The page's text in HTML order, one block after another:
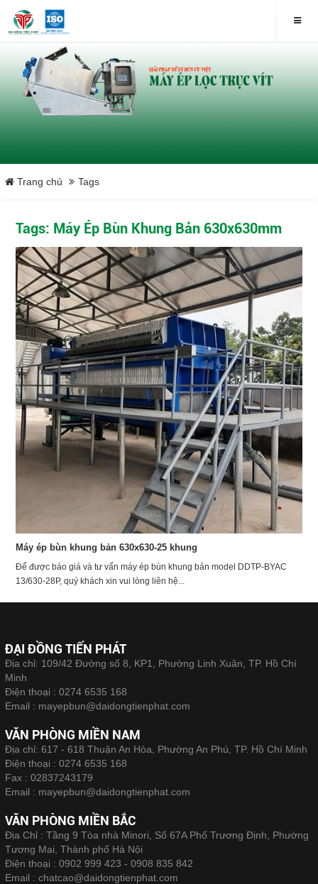
Trang chủ Tags
Tags: Máy Ép Bùn Khung Bản 630x630mm
Máy ép bùn khung bản 630x630-25 khung
Để được báo giá và tư vấn máy ép bùn khung bản model DDTP-BYAC
13/630-28P, quý khách xin vui lòng liên hệ...
ĐẠI ĐỒNG TIẾN PHÁT
Địa chỉ: 109/42 Đường số 8, KP1, Phường Linh Xuân, TP. Hồ Chí
Minh
Điện thoại : 0274 6535 168
Email : mayepbun@daidongtienphat.com
VĂN PHÒNG MIỀN NAM
Địa chỉ: 617 - 618 Thuận An Hòa, Phường An Phú, TP. Hồ Chí Minh
Điện thoại : 0274 6535 168
Fax : 02837243179
Email : mayepbun@daidongtienphat.com
VĂN PHÒNG MIỀN BẮC
Địa Chỉ : Tầng 9 Tòa nhà Minori, Số 67A Phố Trương Định, Phường
Tương Mai, Thành phố Hà Nội
Điện thoại : 0902 999 423 - 0908 835 842
Email : chatcao@daidongtienphat.com